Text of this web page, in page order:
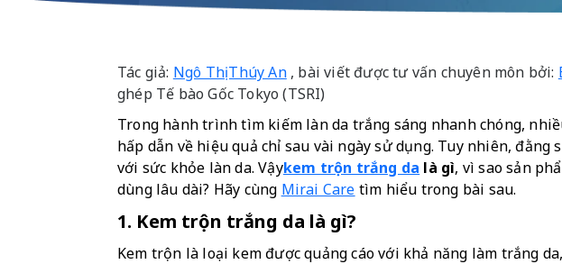
Tác giả: Ngô Thị Thúy An, bài viết được tư vấn chuyên môn bởi:
ghép Tế bào Gốc Tokyo (TSRI)
Trong hành trình tìm kiếm làn da trắng sáng nhanh chóng,
hấp dẫn về hiệu quả chỉ sau vài ngày sử dụng. Tuy nhiên,
với sức khỏe làn da. Vậykem trộn trắng da là gì, vì sao sản
dùng lâu dài? Hãy cùng Mirai Care tìm hiểu trong bài sau.
1. Kem trộn trắng da là gì?
Kem trộn là loại kem được quảng cáo với khả năng làm trắng